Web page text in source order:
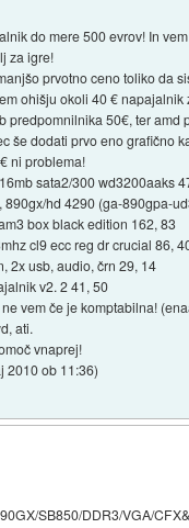
do mere 500 evrov! In
za igre!
prvotno ceno toliko da
ohišju okoli 40 €
predpomnilnika 50€, ter
še dodati prvo eno grafično
ni problema!
sata2/300 wd3200aaks
hd 4290 (ga-890gpa-
box black edition 162, 83
cl9 ecc reg dr crucial 86,
2x usb, audio, črn 29, 14
v2. 2 41, 50
vem če je komptabilna!
ati.
vnaprej!
2010 ob 11:36)
SB850/DDR3/VGA/